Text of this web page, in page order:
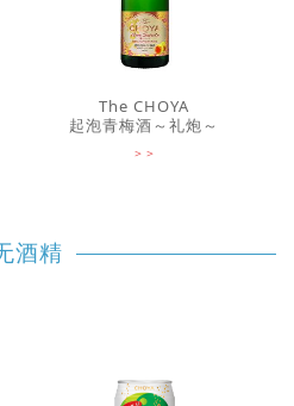
The CHOYA
起泡青梅酒～礼炮～
酒精